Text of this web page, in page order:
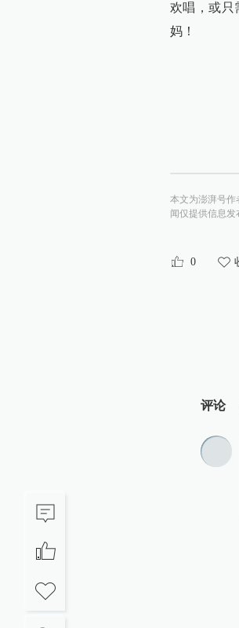
欢唱，或只
妈！
本文为澎湃号作
闻仅提供信息发
0
评论